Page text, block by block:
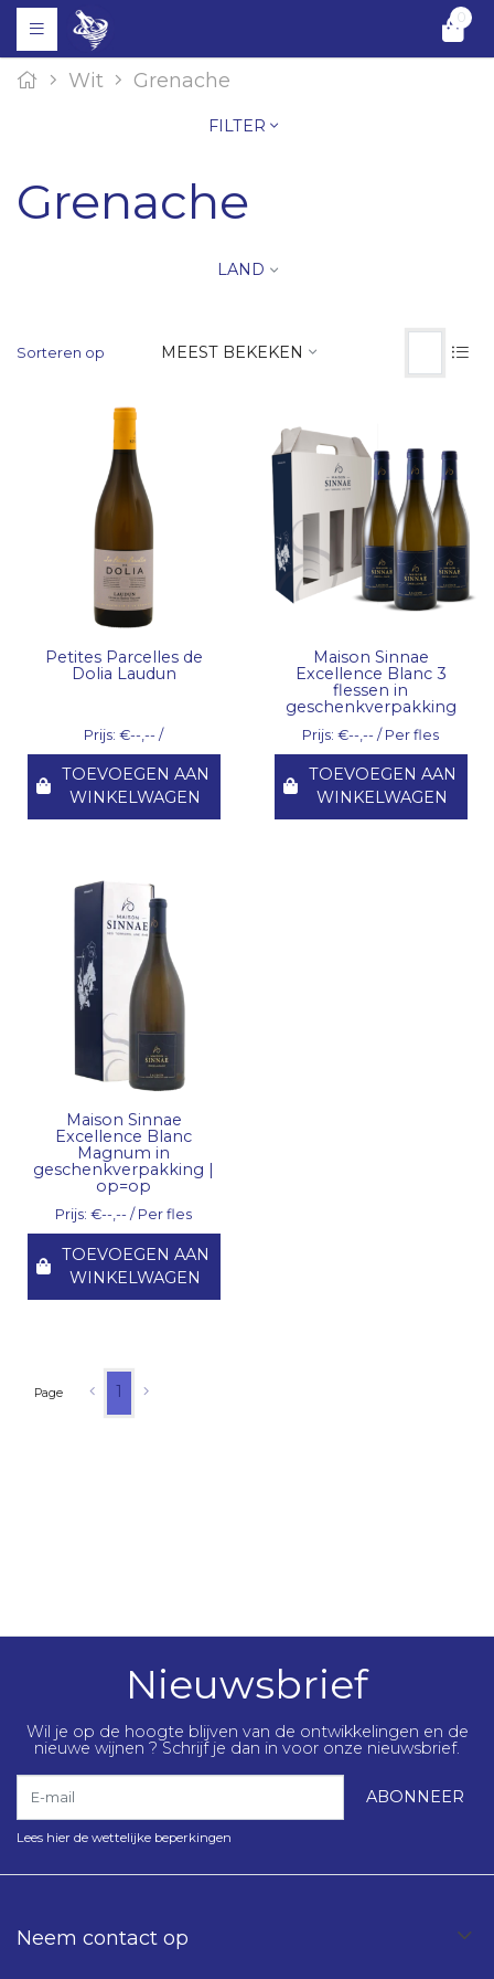
0
Wit Grenache
FILTER
Grenache
LAND
Sorteren op MEEST BEKEKEN
Petites Parcelles de
Dolia Laudun
Prijs: €--,-- /
TOEVOEGEN AAN
WINKELWAGEN
Maison Sinnae
Excellence Blanc 3
flessen in
geschenkverpakking
Prijs: €--,-- / Per fles
TOEVOEGEN AAN
WINKELWAGEN
Maison Sinnae
Excellence Blanc
Magnum in
geschenkverpakking |
op=op
Prijs: €--,-- / Per fles
TOEVOEGEN AAN
WINKELWAGEN
Page 1
Nieuwsbrief
Wil je op de hoogte blijven van de ontwikkelingen en de
nieuwe wijnen ? Schrijf je dan in voor onze nieuwsbrief.
ABONNEER
Lees hier de wettelijke beperkingen
Neem contact op